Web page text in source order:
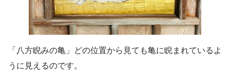
「八方睨みの亀」どの位置から見ても亀に睨まれているよ
うに見えるのです。